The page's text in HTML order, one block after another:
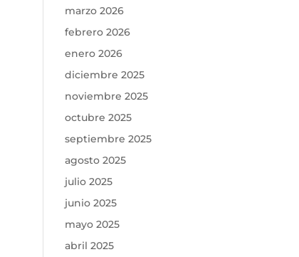
marzo 2026
febrero 2026
enero 2026
diciembre 2025
noviembre 2025
octubre 2025
septiembre 2025
agosto 2025
julio 2025
junio 2025
mayo 2025
abril 2025